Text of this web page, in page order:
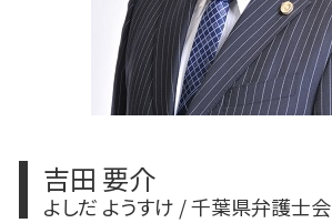
吉田 要介
よしだ ようすけ / 千葉県弁護士会